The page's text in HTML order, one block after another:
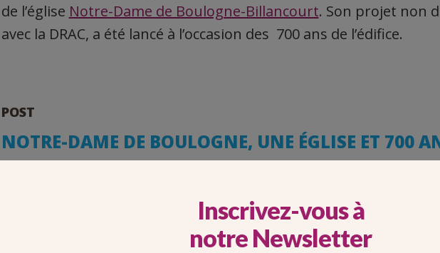
de l’église Notre-Dame de Boulogne-Billancourt. Son projet non
avec la DRAC, a été lancé à l’occasion des 700 ans de l’édifice.
POST
NOTRE-DAME DE BOULOGNE, UNE ÉGLISE ET 700
D’HISTOIRE
Inscrivez-vous à
notre Newsletter